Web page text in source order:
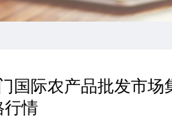
国际农产品批发市场
行情